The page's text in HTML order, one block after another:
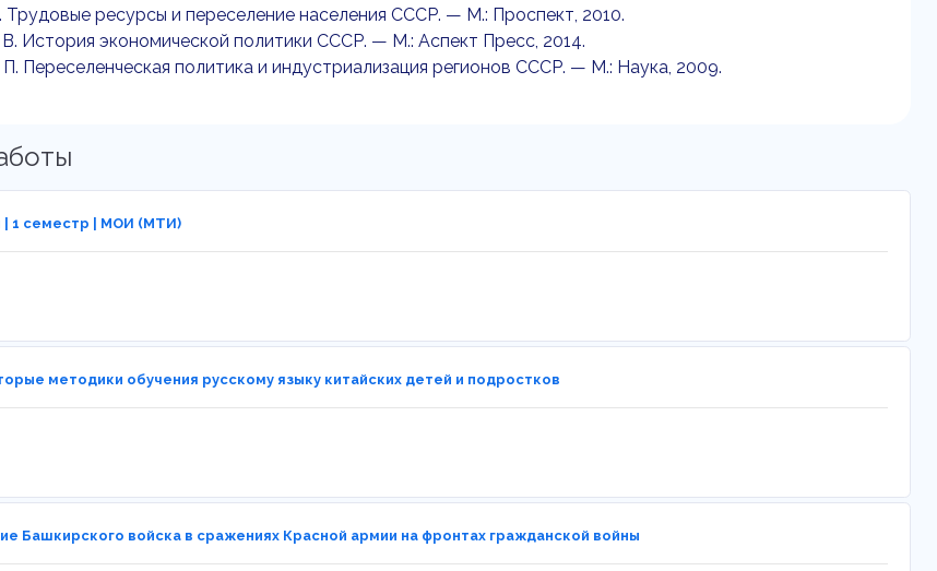
Трудовые ресурсы и переселение населения СССР. — М.: Проспект, 2010.
История экономической политики СССР. — М.: Аспект Пресс, 2014.
Переселенческая политика и индустриализация регионов СССР. — М.: Наука, 2009.
| 1 семестр | МОИ (МТИ)
методики обучения русскому языку китайских детей и подростков
Башкирского войска в сражениях Красной армии на фронтах гражданской войны